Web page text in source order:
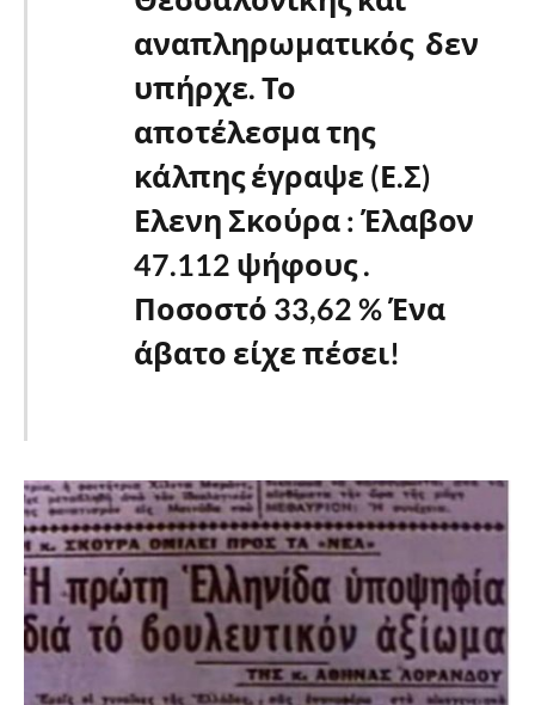
αναπληρωματικός δεν
υπήρχε. Το
αποτέλεσμα της
κάλπης έγραψε (Ε.Σ)
Ελενη Σκούρα : Έλαβον
47.112 ψήφους .
Ποσοστό 33,62 % Ένα
άβατο είχε πέσει!